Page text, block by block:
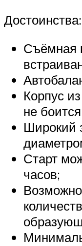
Достоинства:
Съёмная
Корпус
не
Широкий
Старт
часов;